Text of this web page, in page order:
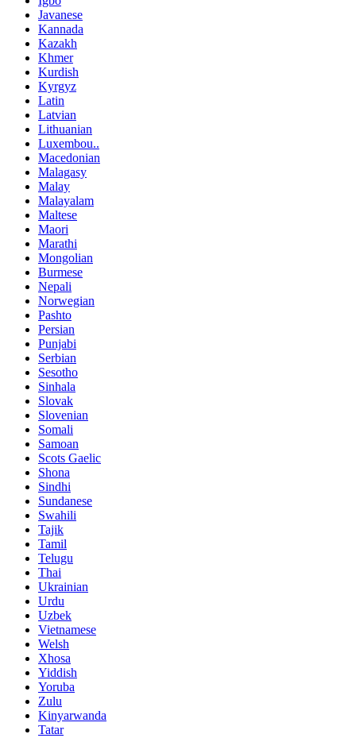
Javanese
Kannada
Kazakh
Khmer
Kurdish
Kyrgyz
Latin
Latvian
Lithuanian
Luxembou..
Macedonian
Malagasy
Malay
Malayalam
Maltese
Maori
Marathi
Mongolian
Burmese
Nepali
Norwegian
Pashto
Persian
Punjabi
Serbian
Sesotho
Sinhala
Slovak
Slovenian
Somali
Samoan
Scots Gaelic
Shona
Sindhi
Sundanese
Swahili
Tajik
Tamil
Telugu
Thai
Ukrainian
Urdu
Uzbek
Vietnamese
Welsh
Xhosa
Yiddish
Yoruba
Zulu
Kinyarwanda
Tatar